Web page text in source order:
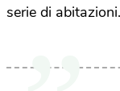
serie di abitazioni.